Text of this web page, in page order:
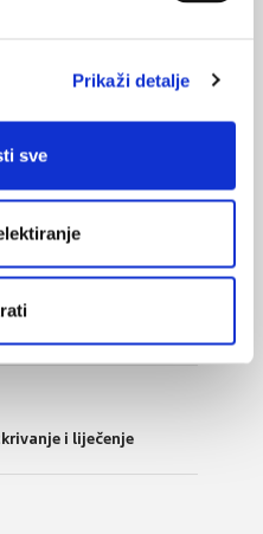
Prikaži detalje
sve
(nove smjernice)
i liječenje